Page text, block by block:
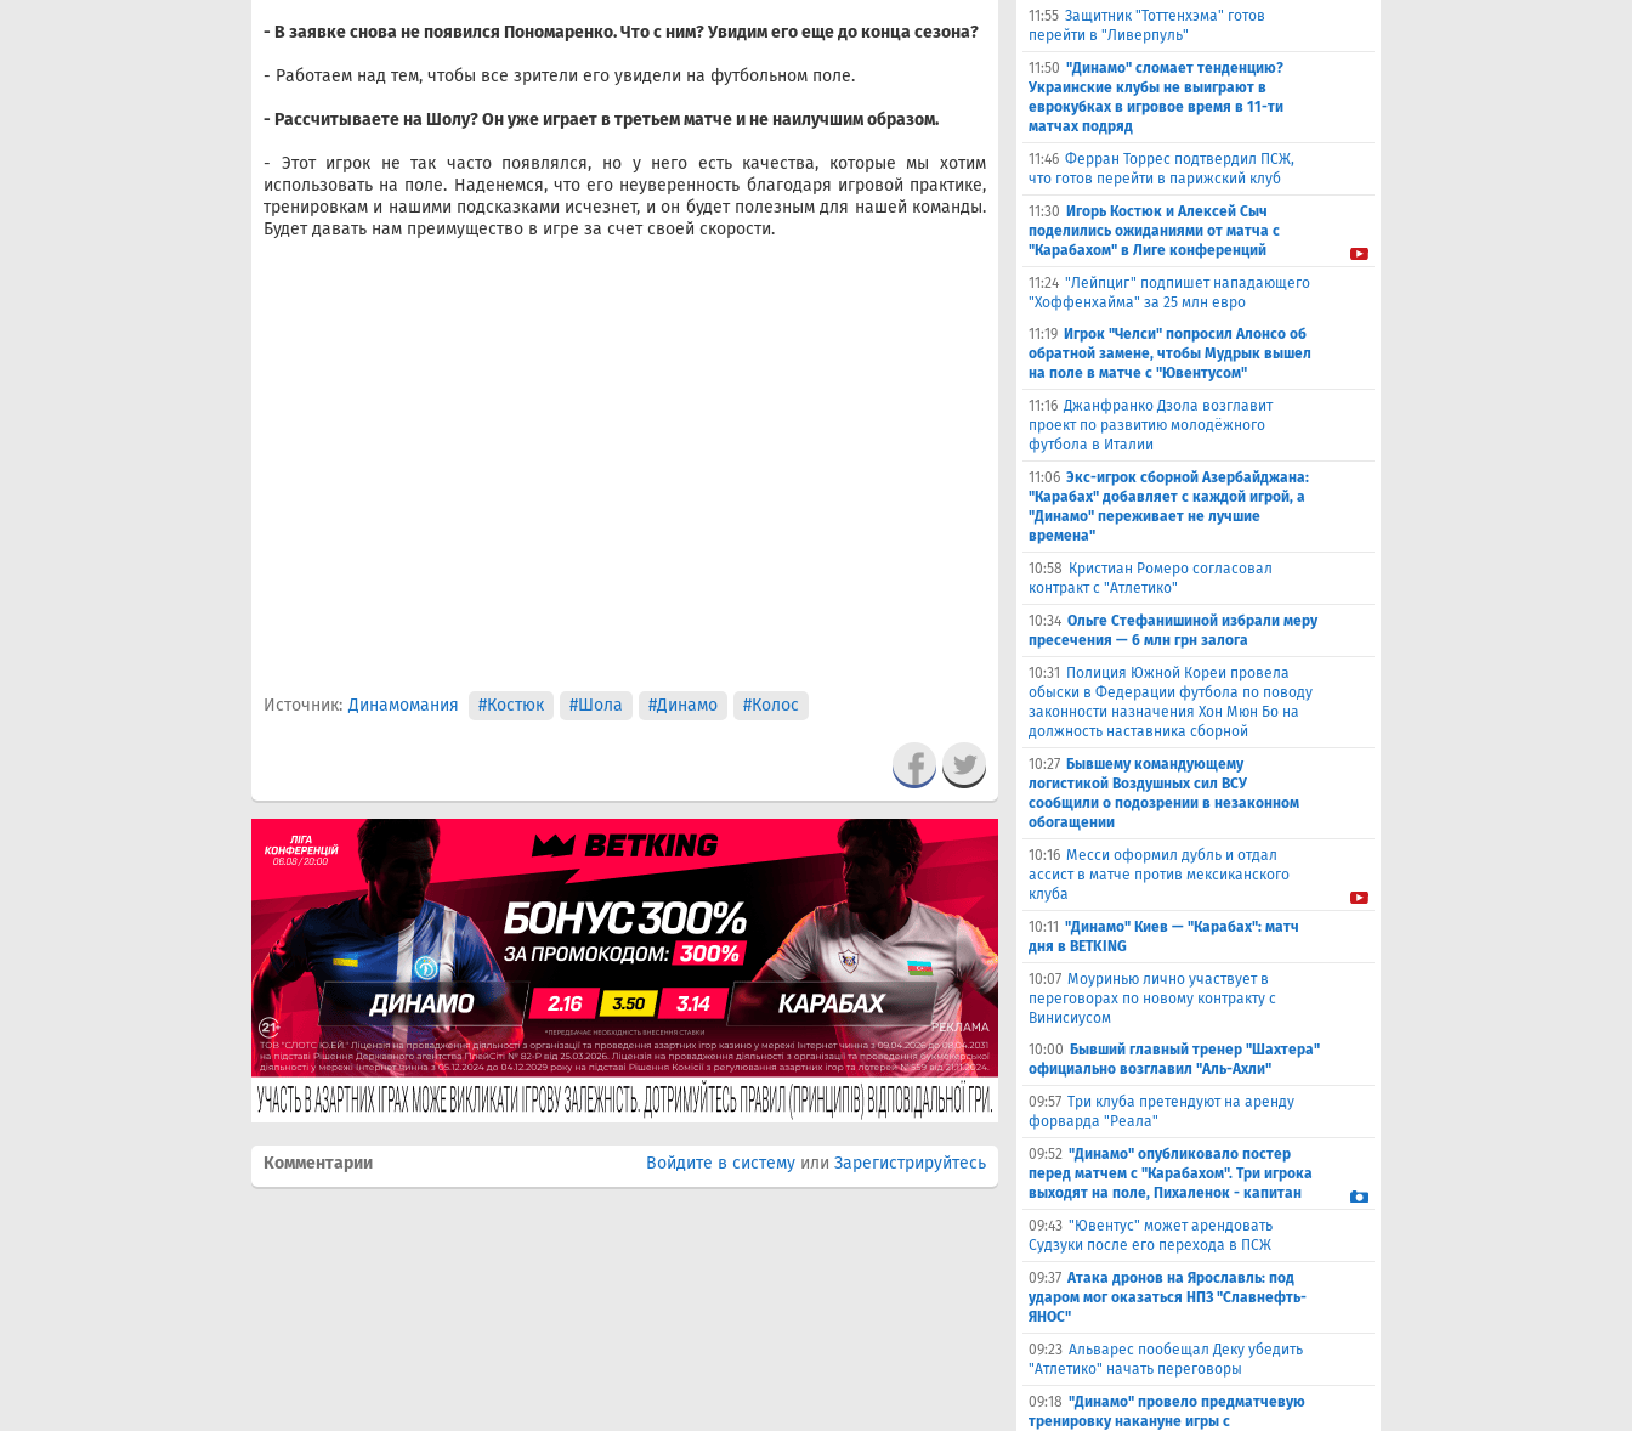
- В заявке снова не появился Пономаренко. Что с ним? Увидим его еще до конца сезона?
- Работаем над тем, чтобы все зрители его увидели на футбольном поле.
- Рассчитываете на Шолу? Он уже играет в третьем матче и не наилучшим образом.
- Этот игрок не так часто появлялся, но у него есть качества, которые мы хотим
использовать на поле. Наденемся, что его неуверенность благодаря игровой практике,
тренировкам и нашими подсказками исчезнет, и он будет полезным для нашей команды.
Будет давать нам преимущество в игре за счет своей скорости.
Источник: Динамомания #Костюк #Шола #Динамо #Колос
Комментарии Войдите в систему или Зарегистрируйтесь
11:55 Защитник "Тоттенхэма" готов
перейти в "Ливерпуль"
11:50 "Динамо" сломает тенденцию?
Украинские клубы не выиграют в
еврокубках в игровое время в 11-ти
матчах подряд
11:46 Ферран Торрес подтвердил ПСЖ,
что готов перейти в парижский клуб
11:30 Игорь Костюк и Алексей Сыч
поделились ожиданиями от матча с
"Карабахом" в Лиге конференций
11:24 "Лейпциг" подпишет нападающего
"Хоффенхайма" за 25 млн евро
11:19 Игрок "Челси" попросил Алонсо об
обратной замене, чтобы Мудрык вышел
на поле в матче с "Ювентусом"
11:16 Джанфранко Дзола возглавит
проект по развитию молодёжного
футбола в Италии
11:06 Экс-игрок сборной Азербайджана:
"Карабах" добавляет с каждой игрой, а
"Динамо" переживает не лучшие
времена"
10:58 Кристиан Ромеро согласовал
контракт с "Атлетико"
10:34 Ольге Стефанишиной избрали меру
пресечения — 6 млн грн залога
10:31
Полиция Южной Кореи провела
обыски в Федерации футбола по поводу
законности назначения Хон Мюн Бо на
должность наставника сборной
10:27 Бывшему командующему
логистикой Воздушных сил ВСУ
сообщили о подозрении в незаконном
обогащении
10:16 Месси оформил дубль и отдал
ассист в матче против мексиканского
клуба
10:11 "Динамо" Киев — "Карабах": матч
дня в BETKING
10:07 Моуринью лично участвует в
переговорах по новому контракту с
Винисиусом
10:00 Бывший главный тренер "Шахтера"
официально возглавил "Аль-Ахли"
09:57 Три клуба претендуют на аренду
форварда "Реала"
09:52 "Динамо" опубликовало постер
перед матчем с "Карабахом". Три игрока
выходят на поле, Пихаленок - капитан
09:43 "Ювентус" может арендовать
Судзуки после его перехода в ПСЖ
09:37 Атака дронов на Ярославль: под
ударом мог оказаться НПЗ "Славнефть-
ЯНОС"
09:23 Альварес пообещал Деку убедить
"Атлетико" начать переговоры
09:18 "Динамо" провело предматчевую
тренировку накануне игры с